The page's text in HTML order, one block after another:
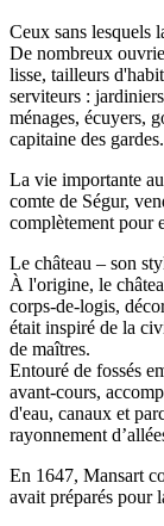
Ceux sans lesquels
De nombreux
lisse, tailleurs
serviteurs :
ménages, écuyers,
capitaine des
La vie importante
comte de Ségur,
complètement pour
Le château – son
À l'origine, le
corps-de-logis,
était inspiré de la
de maîtres.
Entouré de fossés
avant-cours,
d'eau, canaux et
rayonnement
En 1647, Mansart
avait préparés pour